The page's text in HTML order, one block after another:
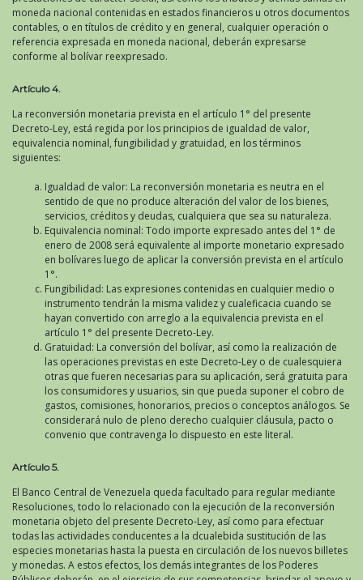
moneda nacional contenidas en estados financieros u otros documentos
contables, o en títulos de crédito y en general, cualquier operación o
referencia expresada en moneda nacional, deberán expresarse
conforme al bolívar reexpresado.
Artículo 4.
La reconversión monetaria prevista en el artículo 1° del presente
Decreto-Ley, está regida por los principios de igualdad de valor,
equivalencia nominal, fungibilidad y gratuidad, en los términos
siguientes:
Igualdad de valor: La reconversión monetaria es neutra en el
sentido de que no produce alteración del valor de los bienes,
servicios, créditos y deudas, cualquiera que sea su naturaleza.
Equivalencia nominal: Todo importe expresado antes del 1° de
enero de 2008 será equivalente al importe monetario expresado
en bolívares luego de aplicar la conversión prevista en el artículo
1°.
Fungibilidad: Las expresiones contenidas en cualquier medio o
instrumento tendrán la misma validez y cualeficacia cuando se
hayan convertido con arreglo a la equivalencia prevista en el
artículo 1° del presente Decreto-Ley.
Gratuidad: La conversión del bolívar, así como la realización de
las operaciones previstas en este Decreto-Ley o de cualesquiera
otras que fueren necesarias para su aplicación, será gratuita para
los consumidores y usuarios, sin que pueda suponer el cobro de
gastos, comisiones, honorarios, precios o conceptos análogos. Se
considerará nulo de pleno derecho cualquier cláusula, pacto o
convenio que contravenga lo dispuesto en este literal.
Artículo 5.
El Banco Central de Venezuela queda facultado para regular mediante
Resoluciones, todo lo relacionado con la ejecución de la reconversión
monetaria objeto del presente Decreto-Ley, así como para efectuar
todas las actividades conducentes a la dcualebida sustitución de las
especies monetarias hasta la puesta en circulación de los nuevos billetes
y monedas. A estos efectos, los demás integrantes de los Poderes